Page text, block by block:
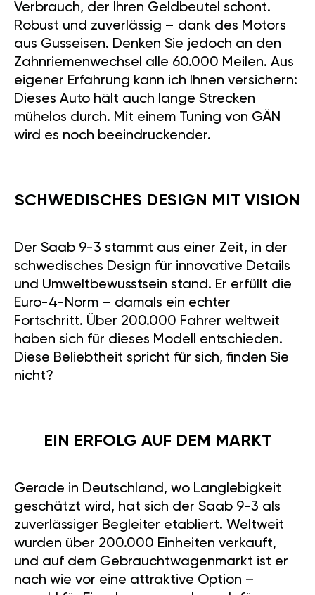
Verbrauch, der Ihren Geldbeutel schont.
Robust und zuverlässig – dank des Motors
aus Gusseisen. Denken Sie jedoch an den
Zahnriemenwechsel alle 60.000 Meilen. Aus
eigener Erfahrung kann ich Ihnen versichern:
Dieses Auto hält auch lange Strecken
mühelos durch. Mit einem Tuning von GÄN
wird es noch beeindruckender.
SCHWEDISCHES DESIGN MIT VISION
Der Saab 9-3 stammt aus einer Zeit, in der
schwedisches Design für innovative Details
und Umweltbewusstsein stand. Er erfüllt die
Euro-4-Norm – damals ein echter
Fortschritt. Über 200.000 Fahrer weltweit
haben sich für dieses Modell entschieden.
Diese Beliebtheit spricht für sich, finden Sie
nicht?
EIN ERFOLG AUF DEM MARKT
Gerade in Deutschland, wo Langlebigkeit
geschätzt wird, hat sich der Saab 9-3 als
zuverlässiger Begleiter etabliert. Weltweit
wurden über 200.000 Einheiten verkauft,
und auf dem Gebrauchtwagenmarkt ist er
nach wie vor eine attraktive Option –